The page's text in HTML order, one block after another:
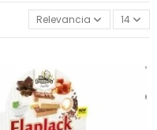
Relevancia 14